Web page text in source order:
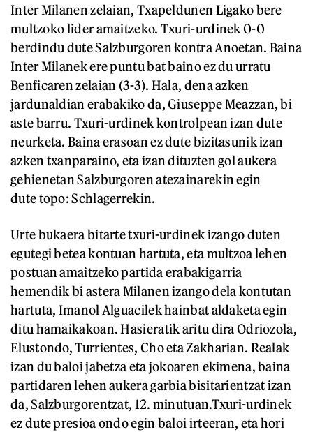
Inter Milanen zelaian, Txapeldunen Ligako bere
multzoko lider amaitzeko. Txuri-urdinek 0-0
berdindu dute Salzburgoren kontra Anoetan. Baina
Inter Milanek ere puntu bat baino ez du urratu
Benficaren zelaian (3-3). Hala, dena azken
jardunaldian erabakiko da, Giuseppe Meazzan, bi
aste barru. Txuri-urdinek kontrolpean izan dute
neurketa. Baina erasoan ez dute bizitasunik izan
azken txanparaino, eta izan dituzten gol aukera
gehienetan Salzburgoren atezainarekin egin
dute topo: Schlagerrekin.
Urte bukaera bitarte txuri-urdinek izango duten
egutegi betea kontuan hartuta, eta multzoa lehen
postuan amaitzeko partida erabakigarria
hemendik bi astera Milanen izango dela kontutan
hartuta, Imanol Alguacilek hainbat aldaketa egin
ditu hamaikakoan. Hasieratik aritu dira Odriozola,
Elustondo, Turrientes, Cho eta Zakharian. Realak
izan du baloi jabetza eta jokoaren ekimena, baina
partidaren lehen aukera garbia bisitarientzat izan
da, Salzburgorentzat, 12. minutuan.Txuri-urdinek
ez dute presioa ondo egin baloi irteeran, eta hori